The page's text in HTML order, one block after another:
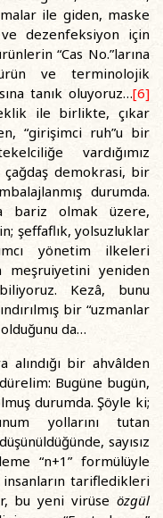
ile giden, maske
dezenfeksiyon için
“Cas No.”larına
ve terminolojik
tanık oluyoruz…[6]
ile birlikte, çıkar
“girişimci ruh”u bir
vardığımız
çağdaş demokrasi, bir
durumda.
bariz olmak üzere,
şeffaflık, yolsuzluklar
yönetim ilkeleri
meşruiyetini yeniden
Kezâ, bunu
bir “uzmanlar
da…
alındığı bir ahvâlden
Bugüne bugün,
durumda. Şöyle ki;
yollarını tutan
sayısız
“n+1” formülüyle
tarifledikleri
bu yeni virüseözgül